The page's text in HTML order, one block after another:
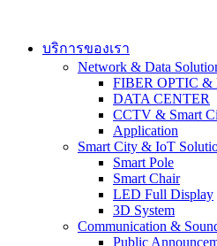
contentบริการของเรา
Network & Data
FIBER OPTIC &
DATA CENTER
CCTV & Smart
Application
Smart City & IoT
Smart Pole
Smart Chair
LED Full Display
3D System
Communication &
Public